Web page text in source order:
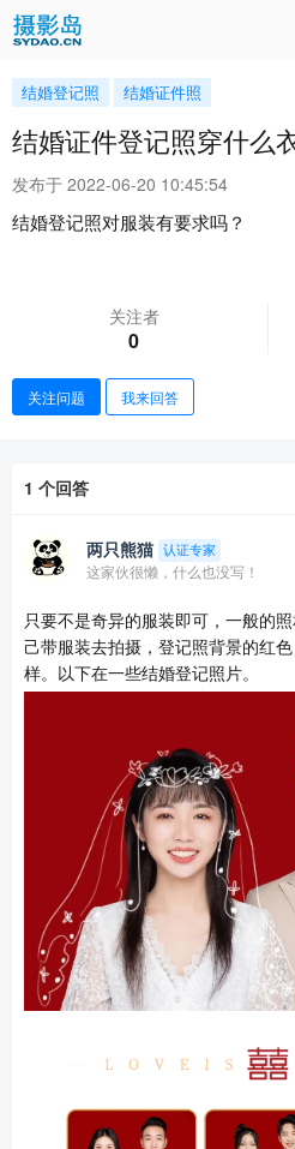
结婚登记照 结婚证件照
结婚证件登记照穿什么
发布于 2022-06-20 10:45:54
结婚登记照对服装有要求吗？
查看
关注者
0
关注问题 我来回答
1 个回答
两只熊猫 认证专家
这家伙很懒，什么也没写！
只要不是奇异的服装即可，一般的
己带服装去拍摄，登记照背景的红
样。以下在一些结婚登记照片。